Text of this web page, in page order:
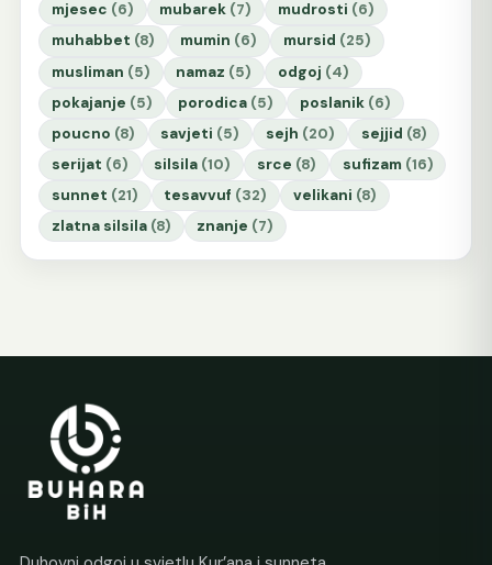
mjesec (6) mubarek (7) mudrosti (6)
muhabbet (8) mumin (6) mursid (25)
musliman (5) namaz (5) odgoj (4)
pokajanje (5) porodica (5) poslanik (6)
poucno (8) savjeti (5) sejh (20) sejjid (8)
serijat (6) silsila (10) srce (8) sufizam (16)
sunnet (21) tesavvuf (32) velikani (8)
zlatna silsila (8) znanje (7)